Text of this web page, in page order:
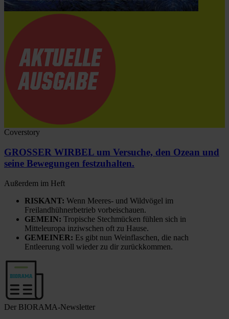
Coverstory
GROSSER WIRBEL um Versuche, den Ozean und
seine Bewegungen festzuhalten.
Außerdem im Heft
RISKANT: Wenn Meeres- und Wildvögel im
Freilandhühnerbetrieb vorbeischauen.
GEMEIN: Tropische Stechmücken fühlen sich in
Mitteleuropa inziwschen oft zu Hause.
GEMEINER: Es gibt nun Weinflaschen, die nach
Entleerung voll wieder zu dir zurückkommen.
Der BIORAMA-Newsletter